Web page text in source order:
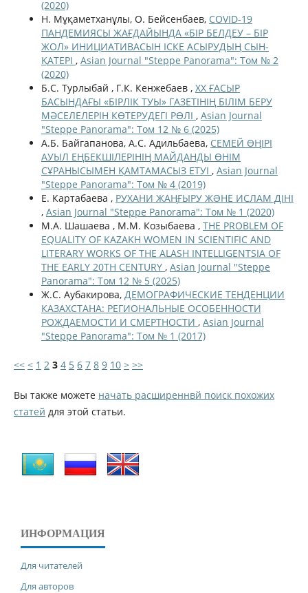
(2020)
Н. Мұқаметханұлы, О. Бейсенбаев, COVID-19
ПАНДЕМИЯСЫ ЖАҒДАЙЫНДА «БІР БЕЛДЕУ – БІР
ЖОЛ» ИНИЦИАТИВАСЫН ІСКЕ АСЫРУДЫҢ СЫН-
ҚАТЕРІ , Asian Journal "Steppe Panorama": Том № 2
(2020)
Б.С. Турлыбай , Г.К. Кенжебаев , ХХ ҒАСЫР
БАСЫНДАҒЫ «БІРЛІК ТУЫ» ГАЗЕТІНІҢ БІЛІМ БЕРУ
МӘСЕЛЕЛЕРІН КӨТЕРУДЕГІ РӨЛІ , Asian Journal
"Steppe Panorama": Том 12 № 6 (2025)
А.Б. Байгапанова, А.С. Адильбаева, СЕМЕЙ ӨҢІРІ
АУЫЛ ЕҢБЕКШІЛЕРІНІҢ МАЙДАНДЫ ӨНІМ
СҰРАНЫСЫМЕН ҚАМТАМАСЫЗ ЕТУІ , Asian Journal
"Steppe Panorama": Том № 4 (2019)
Е. Картабаева , РУХАНИ ЖАҢҒЫРУ ЖƏНЕ ИСЛАМ ДІНІ
, Asian Journal "Steppe Panorama": Том № 1 (2020)
М.А. Шашаева , М.М. Козыбаева , THE PROBLEM OF
EQUALITY OF KAZAKH WOMEN IN SCIENTIFIC AND
LITERARY WORKS OF THE ALASH INTELLIGENTSIA OF
THE EARLY 20TH CENTURY , Asian Journal "Steppe
Panorama": Том 12 № 5 (2025)
Ж.С. Аубакирова, ДЕМОГРАФИЧЕСКИЕ ТЕНДЕНЦИИ
КАЗАХСТАНА: РЕГИОНАЛЬНЫЕ ОСОБЕННОСТИ
РОЖДАЕМОСТИ И СМЕРТНОСТИ , Asian Journal
"Steppe Panorama": Том № 1 (2017)
<< < 1 2 3 4 5 6 7 8 9 10 > >>
Вы также можете начать расширеннвй поиск похожих
статей для этой статьи.
ИНФОРМАЦИЯ
Для читателей
Для авторов